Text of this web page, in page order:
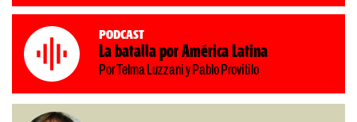
Podcast
La batalla por América Latina
Por Telma Luzzani y Pablo Provitilo